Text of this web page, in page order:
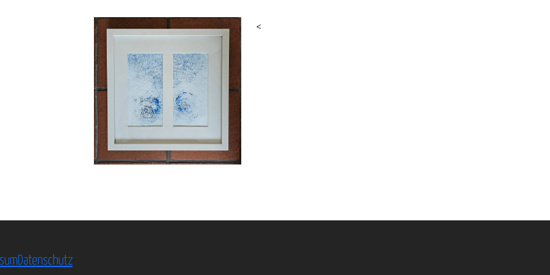
<
Datenschutz